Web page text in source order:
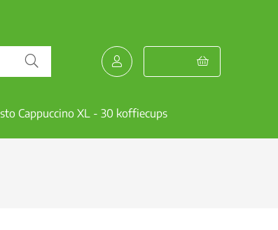
Cappuccino XL - 30 koffiecups